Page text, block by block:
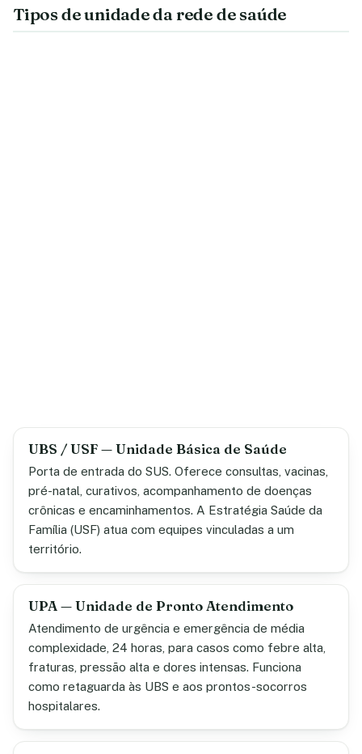
Tipos de unidade da rede de saúde
UBS / USF — Unidade Básica de Saúde
Porta de entrada do SUS. Oferece consultas, vacinas,
pré-natal, curativos, acompanhamento de doenças
crônicas e encaminhamentos. A Estratégia Saúde da
Família (USF) atua com equipes vinculadas a um
território.
UPA — Unidade de Pronto Atendimento
Atendimento de urgência e emergência de média
complexidade, 24 horas, para casos como febre alta,
fraturas, pressão alta e dores intensas. Funciona
como retaguarda às UBS e aos prontos-socorros
hospitalares.